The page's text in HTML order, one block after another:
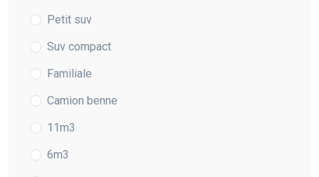
Petit suv
Suv compact
Familiale
Camion benne
11m3
6m3